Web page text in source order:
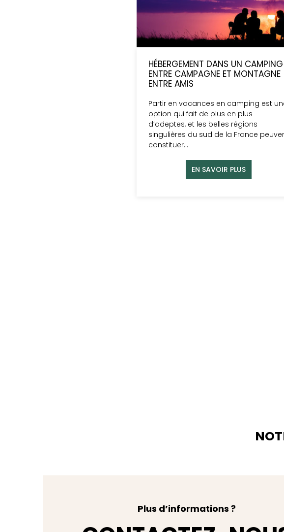
HÉBERGEMENT DANS UN CAMPING
ENTRE CAMPAGNE ET MONTAGNE
ENTRE AMIS
Partir en vacances en camping est
option qui fait de plus en plus
d’adeptes, et les belles régions
singulières du sud de la France
constituer…
EN SAVOIR PLUS
Plus d’informations ?